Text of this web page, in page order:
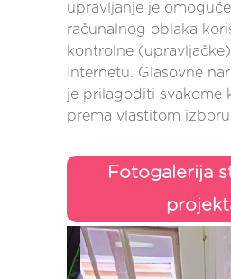
upravljanje je
računalnog oblaka
kontrolne
Internetu. Glasovne
je prilagoditi svakome
prema vlastitom izboru.
Fotogalerija